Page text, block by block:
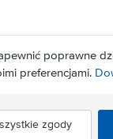
Karta
poprawne
preferencjami.
zgody